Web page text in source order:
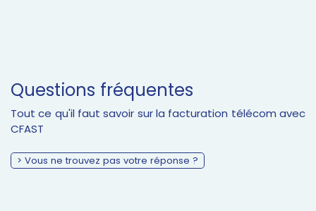
Questions fréquentes
Tout ce qu'il faut savoir sur la facturation télécom avec
CFAST
> Vous ne trouvez pas votre réponse ?